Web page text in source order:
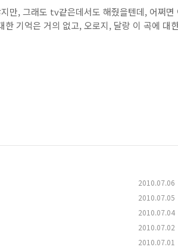
만, 그래도 tv같은데서도 해줬을텐데, 어쩌면
기억은 거의 없고, 오로지, 달랑 이 곡에 대
2010.07.06
2010.07.05
2010.07.04
2010.07.02
2010.07.01